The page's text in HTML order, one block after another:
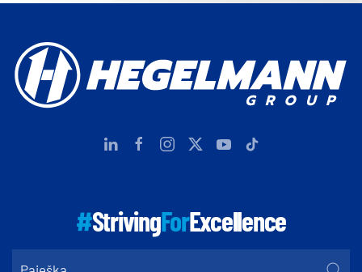
#StrivingForExcellence